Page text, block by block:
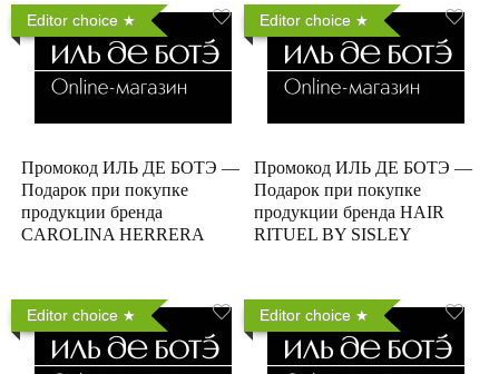
Editor choice
Промокод ИЛЬ ДЕ БОТЭ —
Подарок при покупке
продукции бренда
CAROLINA HERRERA
Editor choice
Промокод ИЛЬ ДЕ БОТЭ —
Подарок при покупке
продукции бренда HAIR
RITUEL BY SISLEY
Editor choice Editor choice